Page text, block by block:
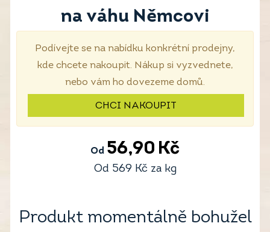
na váhu Němcovi
Podívejte se na nabídku konkrétní prodejny,
kde chcete nakoupit. Nákup si vyzvednete,
nebo vám ho dovezeme domů.
CHCI NAKOUPIT
Od 56,90 Kč
Od 569 Kč za kg
Produkt momentálně bohužel